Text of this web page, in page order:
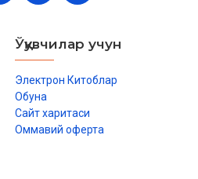
Ўқувчилар учун
Электрон Китоблар
Обуна
Сайт харитаси
Оммавий оферта